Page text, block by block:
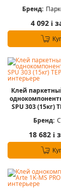
Бренд:
4 092 i
Клей
SPU 303
Бренд:
18 682 i